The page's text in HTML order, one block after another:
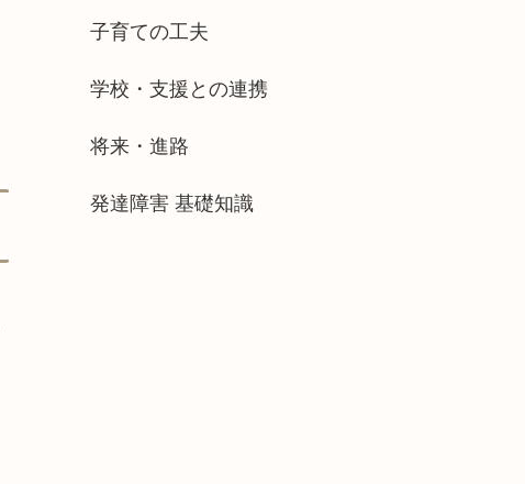
子育ての工夫
学校・支援との連携
将来・進路
発達障害 基礎知識